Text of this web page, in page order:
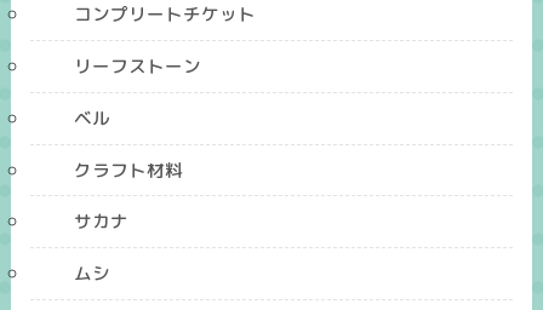
コンプリートチケット
リーフストーン
ベル
クラフト材料
サカナ
ムシ